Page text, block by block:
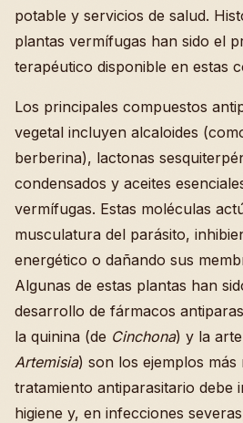
potable y servicios de salud.
plantas vermífugas han sido el
terapéutico disponible en estas
Los principales compuestos
vegetal incluyen alcaloides
berberina), lactonas
condensados y aceites
vermífugas. Estas moléculas
musculatura del parásito,
energético o dañando sus
Algunas de estas plantas han
desarrollo de fármacos
la quinina (de Cinchona) y la
Artemisia) son los ejemplos más
tratamiento antiparasitario debe
higiene y, en infecciones